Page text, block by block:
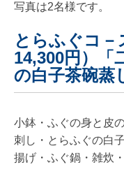
写真は2名様です。
とらふぐコ
14,300円）「
の白子茶碗蒸
小鉢・ふぐの身と皮
刺し・とらふぐの白
揚げ・ふぐ鍋・雑炊